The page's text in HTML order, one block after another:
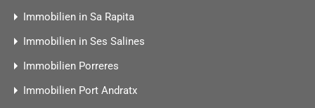
Immobilien in Sa Rapita
Immobilien in Ses Salines
Immobilien Porreres
Immobilien Port Andratx